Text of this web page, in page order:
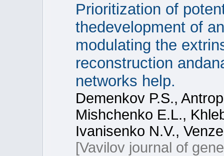
Prioritization of
thedevelopment of
modulating the
reconstruction
networks help.
Demenkov P.S.,
Mishchenko E.L.,
Ivanisenko N.V.,
[Vavilov journal of